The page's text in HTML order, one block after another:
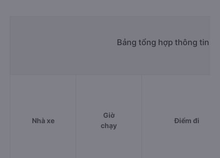
Bảng tổng hợp thông tin
Nhà xe
Giờ
chạy
Điểm đi